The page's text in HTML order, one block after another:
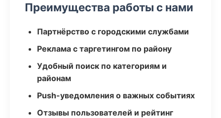
Преимущества работы с нами
Партнёрство с городскими службами
Реклама с таргетингом по району
Удобный поиск по категориям и
районам
Push-уведомления о важных событиях
Отзывы пользователей и рейтинг